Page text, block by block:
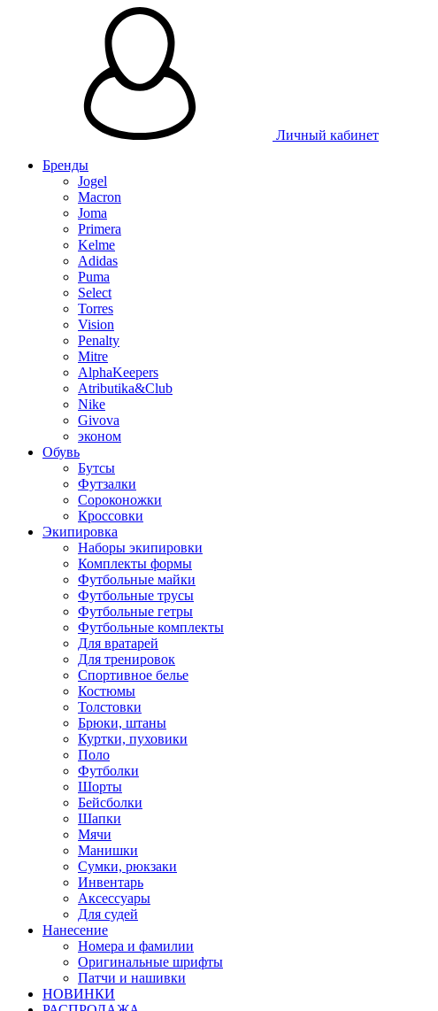
Личный кабинет
Бренды
Jogel
Macron
Joma
Primera
Kelme
Adidas
Puma
Select
Torres
Vision
Penalty
Mitre
AlphaKeepers
Atributika&Club
Nike
Givova
эконом
Обувь
Бутсы
Футзалки
Сороконожки
Кроссовки
Экипировка
Наборы экипировки
Комплекты формы
Футбольные майки
Футбольные трусы
Футбольные гетры
Футбольные комплекты
Для вратарей
Для тренировок
Спортивное белье
Костюмы
Толстовки
Брюки, штаны
Куртки, пуховики
Поло
Футболки
Шорты
Бейсболки
Шапки
Мячи
Манишки
Сумки, рюкзаки
Инвентарь
Аксессуары
Для судей
Нанесение
Номера и фамилии
Оригинальные шрифты
Патчи и нашивки
НОВИНКИ